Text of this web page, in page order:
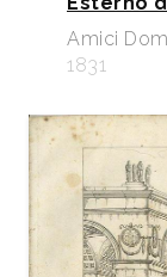
Amici
1831